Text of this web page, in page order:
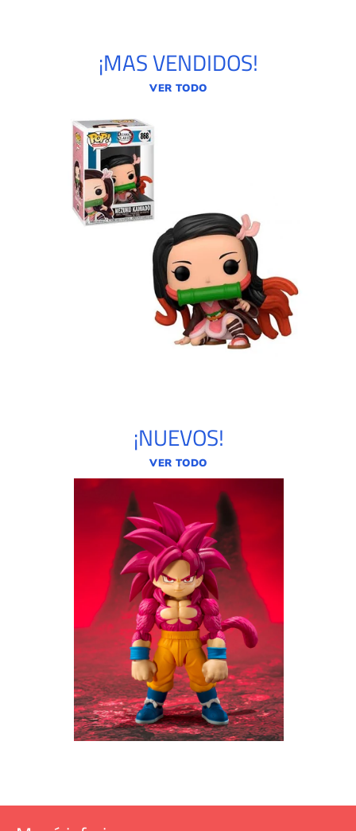
¡MAS VENDIDOS!
VER TODO
¡NUEVOS!
VER TODO